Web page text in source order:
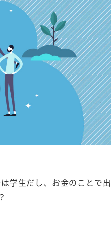
学生だし、お金のことで出